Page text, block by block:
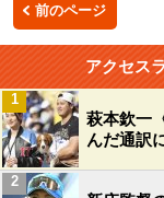
前のページ
アクセス
萩本欽一
んだ通訳
1
2